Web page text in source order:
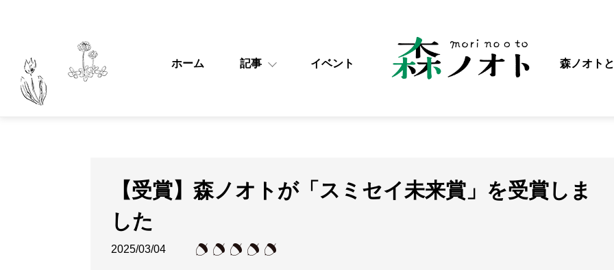
ホーム 記事 イベント 森ノオト
【受賞】森ノオトが「スミセイ未来賞」を受賞しま
した
2025/03/04